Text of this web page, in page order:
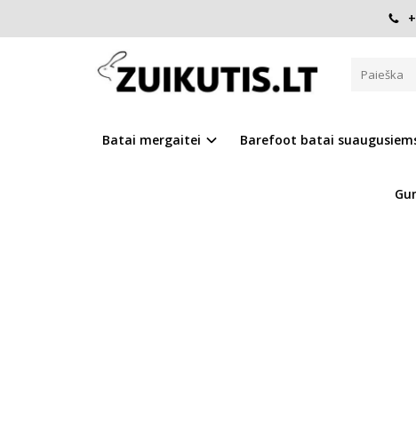
Batai mergaitei Barefoot batai
Pagrindinis Sportiniai bateliai Sportiniai-laisvalaiko batai
SPORTINIAI-LAISVALAIKO
Į PALYGINIMĄ Į NORŲ